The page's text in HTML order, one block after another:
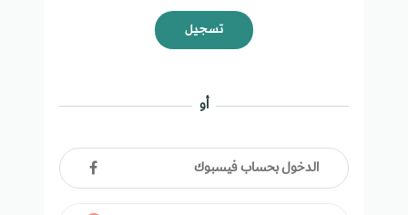
تسجيل
أو
الدخول بحساب فيسبوك